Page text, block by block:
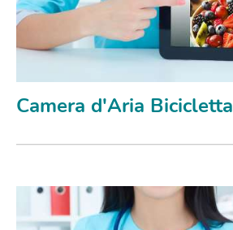
Camera d'Aria Bicicletta